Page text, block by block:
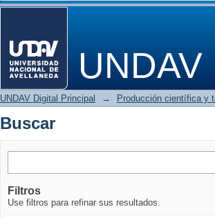
UNDAV
Buscar
UNDAV Digital Principal → Producción científica y
Buscar
Filtros
Use filtros para refinar sus resultados.